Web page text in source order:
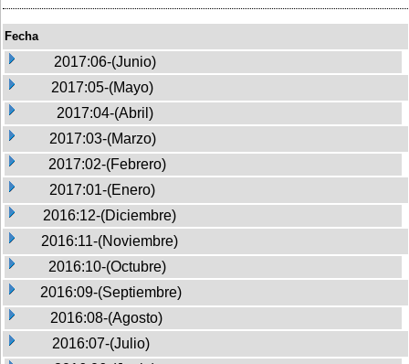
Fecha
2017:06-(Junio)
2017:05-(Mayo)
2017:04-(Abril)
2017:03-(Marzo)
2017:02-(Febrero)
2017:01-(Enero)
2016:12-(Diciembre)
2016:11-(Noviembre)
2016:10-(Octubre)
2016:09-(Septiembre)
2016:08-(Agosto)
2016:07-(Julio)